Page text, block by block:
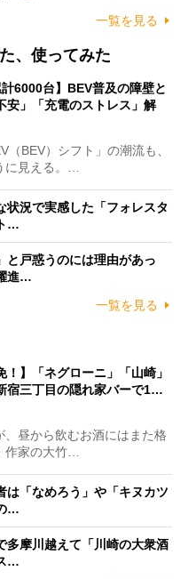
一覧を見る
、使ってみた
計6000台】BEV普及の障壁と
安」「充電のストレス」解
BEV）シフト」の潮流も、
に見える。…
状況で実感した「フォレスタ
…
と戸惑うのには理由があっ
進…
一覧を見る
！】「ネグローニ」「山崎」
宿三丁目の隠れ家バーで1…
昼から飲むお酒にはまた格
家の大竹…
は「なめろう」や「キヌカツ
…
多摩川越えて「川崎の大衆酒
…